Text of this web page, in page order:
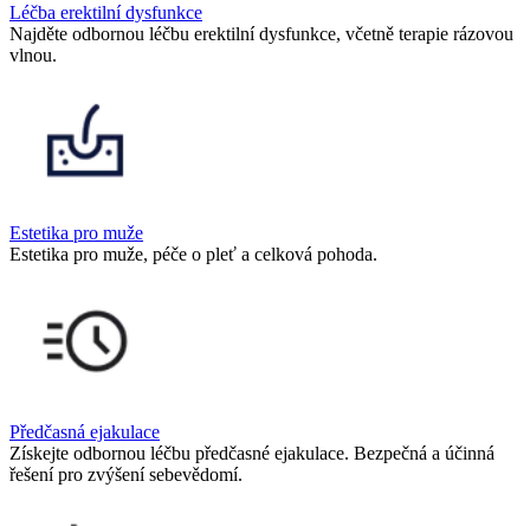
Léčba erektilní dysfunkce
Najděte odbornou léčbu erektilní dysfunkce, včetně terapie rázovou
vlnou.
Estetika pro muže
Estetika pro muže, péče o pleť a celková pohoda.
Předčasná ejakulace
Získejte odbornou léčbu předčasné ejakulace. Bezpečná a účinná
řešení pro zvýšení sebevědomí.